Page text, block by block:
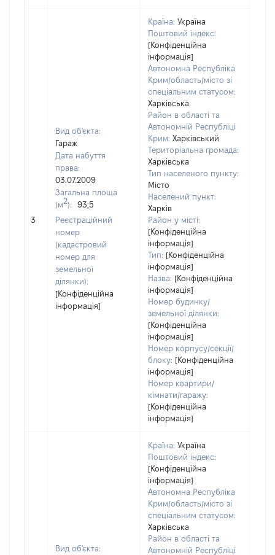
3
Вид об'єкта:
Гараж
Дата набуття
права:
03.07.2009
Загальна площа
(м2):
93,5
Реєстраційний
номер
(кадастровий
номер для
земельної
ділянки):
[Конфіденційна
інформація]
Країна: Україна
Поштовий індекс:
[Конфіденційна
інформація]
Автономна Республіка
Крим/область/місто зі
спеціальним статусом:
Харківська
Район в області та
Автономній Республіці
Крим: Харківський
Територіальна громада:
Харківська
Тип населеного пункту:
Місто
Населений пункт:
Харків
Район у місті:
[Конфіденційна
інформація]
Тип: [Конфіденційна
інформація]
Назва: [Конфіденційна
інформація]
Номер будинку/
земельної ділянки:
[Конфіденційна
інформація]
Номер корпусу/секції/
блоку: [Конфіденційна
інформація]
Номер квартири/
кімнати/гаражу:
[Конфіденційна
інформація]
Вид об'єкта:
Країна: Україна
Поштовий індекс:
[Конфіденційна
інформація]
Автономна Республіка
Крим/область/місто зі
спеціальним статусом:
Харківська
Район в області та
Автономній Республіці